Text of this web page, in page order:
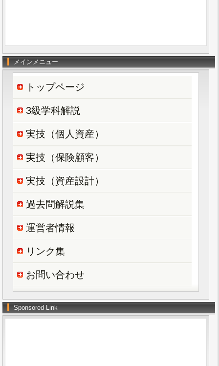
メインメニュー
トップページ
3級学科解説
実技（個人資産）
実技（保険顧客）
実技（資産設計）
過去問解説集
運営者情報
リンク集
お問い合わせ
Sponsored Link